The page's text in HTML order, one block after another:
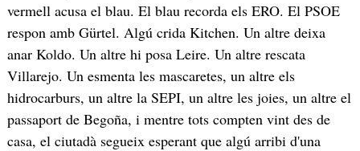
vermell acusa el blau. El blau recorda els ERO. El PSOE
respon amb Gürtel. Algú crida Kitchen. Un altre deixa
anar Koldo. Un altre hi posa Leire. Un altre rescata
Villarejo. Un esmenta les mascaretes, un altre els
hidrocarburs, un altre la SEPI, un altre les joies, un altre el
passaport de Begoña, i mentre tots compten vint des de
casa, el ciutadà segueix esperant que algú arribi d'una